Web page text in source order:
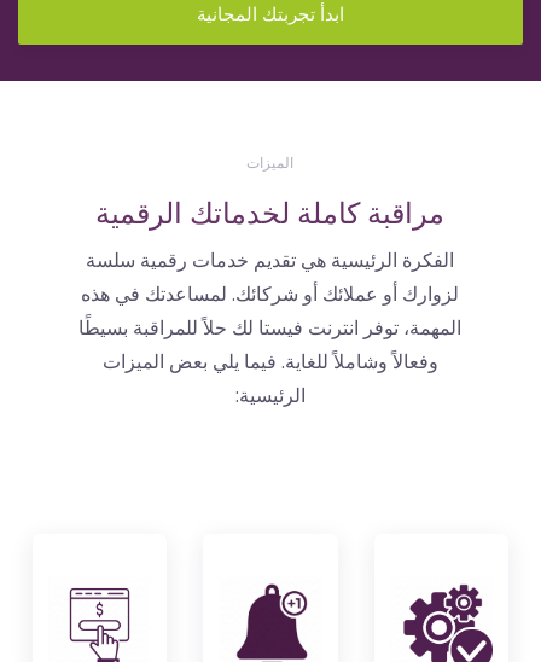
ابدأ تجربتك المجانية
مراقبة كاملة لخدماتك الرقمية
الفكرة الرئيسية هي تقديم خدمات رقمية سلسة
لزوارك أو عملائك أو شركائك. لمساعدتك في هذه
المهمة، توفر انترنت فيستا لك حلاً للمراقبة بسيطًا
وفعالاً وشاملاً للغاية. فيما يلي بعض الميزات
الرئيسية: